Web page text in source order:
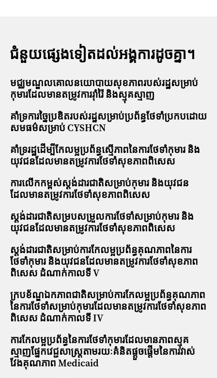
ជំនួយផ្សេងទៀតដល់អង្គការដូចគ្នា។
មជ្ឈមណ្ឌលគោលនយោបាយសុខភាពរបស់រដ្ឋសម្រាប់
កុមារដែលមានតម្រូវការរ៉ាំរ៉ៃ និងស្មុគស្មាញ
គាំទ្រការច្នៃប្រឌិតរបស់រដ្ឋសម្រាប់ប្រព័ន្ធថែទាំប្រកបដោយ
សមធម៌សម្រាប់ CYSHCN
គាំទ្ររដ្ឋដើម្បីកែលម្អប្រព័ន្ធស្មើភាពនៃការថែទាំកុមារ និង
យុវជនដែលមានតម្រូវការថែទាំសុខភាពពិសេស
ការលើកកម្ពស់ស្តង់ដារជាតិសម្រាប់កុមារ និងយុវជន
ដែលមានតម្រូវការថែទាំសុខភាពពិសេស
ស្តង់ដារជាតិសម្របសម្រួលការថែទាំសម្រាប់កុមារ និង
យុវជនដែលមានតម្រូវការថែទាំសុខភាពពិសេស
ស្តង់ដារជាតិសម្រាប់ការកែលម្អប្រព័ន្ធគុណភាពនៃការ
ថែទាំកុមារ និងយុវជនដែលមានតម្រូវការថែទាំសុខភាព
ពិសេស ដំណាក់កាលទី V
ក្របខ័ណ្ឌឯកភាពជាតិសម្រាប់ការកែលម្អប្រព័ន្ធគុណភាព
នៃការថែទាំសម្រាប់កុមារដែលមានតម្រូវការថែទាំសុខភាព
ពិសេស ដំណាក់កាលទី IV
ការកែលម្អប្រព័ន្ធនៃការថែទាំកុមារដែលមានភាពស្មុគ
ស្មាញផ្នែកវេជ្ជសាស្រ្តតាមរយៈគំនិតផ្តួចផ្តើមនៃការវាស់
វែងគុណភាព Medicaid